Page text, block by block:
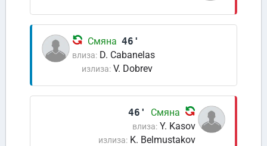
Смяна 46'
влиза: D. Cabanelas
излиза: V. Dobrev
46' Смяна
влиза: Y. Kasov
излиза: K. Belmustakov